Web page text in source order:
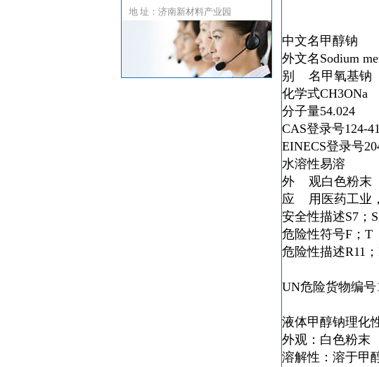
中文名甲醇钠
外文名Sodium
别 名甲氧基钠
化学式CH3ONa
分子量54.024
CAS登录号124-
EINECS登录号
水溶性易溶
外 观白色粉末
应 用医药工业
安全性描述S7；
危险性符号F；T
危险性描述R11
UN危险货物编号
液体甲醇钠理化
外观：白色粉末
溶解性：溶于甲
地 址：济南新材料产业园